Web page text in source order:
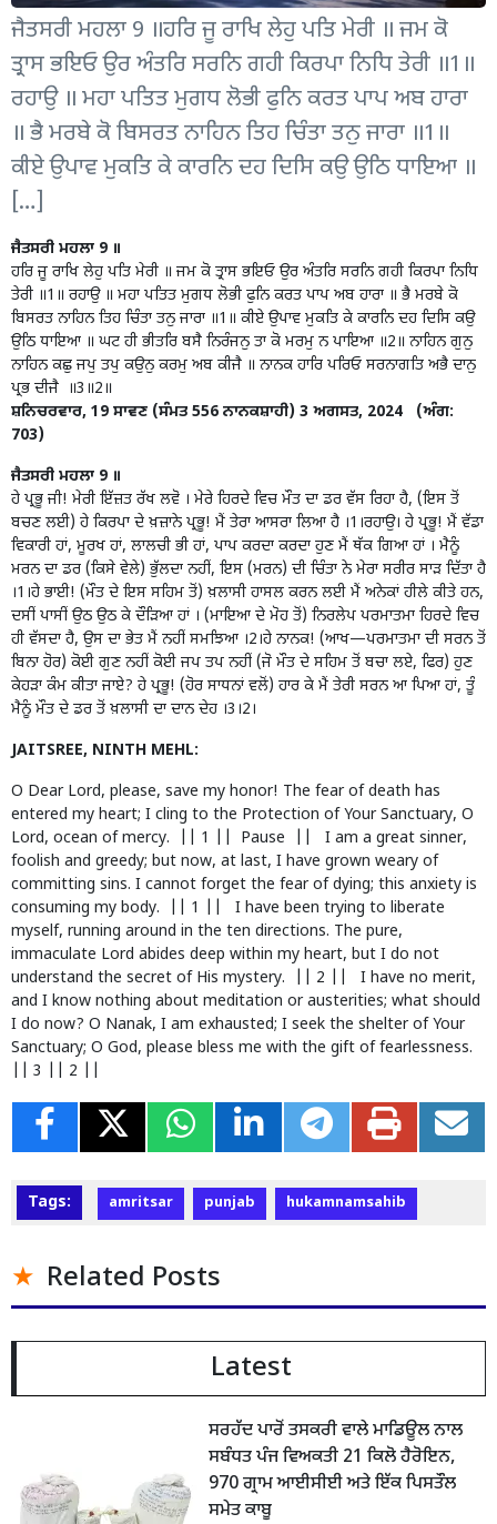
ਜੈਤਸਰੀ ਮਹਲਾ 9 ॥ਹਰਿ ਜੂ ਰਾਖਿ ਲੇਹੁ ਪਤਿ ਮੇਰੀ ॥ ਜਮ ਕੋ
ਤ੍ਰਾਸ ਭਇਓ ਉਰ ਅੰਤਰਿ ਸਰਨਿ ਗਹੀ ਕਿਰਪਾ ਨਿਧਿ ਤੇਰੀ ॥1॥
ਰਹਾਉ ॥ ਮਹਾ ਪਤਿਤ ਮੁਗਧ ਲੋਭੀ ਫੁਨਿ ਕਰਤ ਪਾਪ ਅਬ ਹਾਰਾ
॥ ਭੈ ਮਰਬੇ ਕੋ ਬਿਸਰਤ ਨਾਹਿਨ ਤਿਹ ਚਿੰਤਾ ਤਨੁ ਜਾਰਾ ॥1॥
ਕੀਏ ਉਪਾਵ ਮੁਕਤਿ ਕੇ ਕਾਰਨਿ ਦਹ ਦਿਸਿ ਕਉ ਉਠਿ ਧਾਇਆ ॥
[…]
ਜੈਤਸਰੀ ਮਹਲਾ 9 ॥
ਹਰਿ ਜੂ ਰਾਖਿ ਲੇਹੁ ਪਤਿ ਮੇਰੀ ॥ ਜਮ ਕੋ ਤ੍ਰਾਸ ਭਇਓ ਉਰ ਅੰਤਰਿ ਸਰਨਿ ਗਹੀ ਕਿਰਪਾ ਨਿਧਿ
ਤੇਰੀ ॥1॥ ਰਹਾਉ ॥ ਮਹਾ ਪਤਿਤ ਮੁਗਧ ਲੋਭੀ ਫੁਨਿ ਕਰਤ ਪਾਪ ਅਬ ਹਾਰਾ ॥ ਭੈ ਮਰਬੇ ਕੋ
ਬਿਸਰਤ ਨਾਹਿਨ ਤਿਹ ਚਿੰਤਾ ਤਨੁ ਜਾਰਾ ॥1॥ ਕੀਏ ਉਪਾਵ ਮੁਕਤਿ ਕੇ ਕਾਰਨਿ ਦਹ ਦਿਸਿ ਕਉ
ਉਠਿ ਧਾਇਆ ॥ ਘਟ ਹੀ ਭੀਤਰਿ ਬਸੈ ਨਿਰੰਜਨੁ ਤਾ ਕੋ ਮਰਮੁ ਨ ਪਾਇਆ ॥2॥ ਨਾਹਿਨ ਗੁਨੁ
ਨਾਹਿਨ ਕਛੁ ਜਪੁ ਤਪੁ ਕਉਨੁ ਕਰਮੁ ਅਬ ਕੀਜੈ ॥ ਨਾਨਕ ਹਾਰਿ ਪਰਿਓ ਸਰਨਾਗਤਿ ਅਭੈ ਦਾਨੁ
ਪ੍ਰਭ ਦੀਜੈ ॥3॥2॥
ਸ਼ਨਿਚਰਵਾਰ, 19 ਸਾਵਣ (ਸੰਮਤ 556 ਨਾਨਕਸ਼ਾਹੀ) 3 ਅਗਸਤ, 2024 (ਅੰਗ:
703)
ਜੈਤਸਰੀ ਮਹਲਾ 9 ॥
ਹੇ ਪ੍ਰਭੂ ਜੀ! ਮੇਰੀ ਇੱਜ਼ਤ ਰੱਖ ਲਵੋ । ਮੇਰੇ ਹਿਰਦੇ ਵਿਚ ਮੌਤ ਦਾ ਡਰ ਵੱਸ ਰਿਹਾ ਹੈ, (ਇਸ ਤੋਂ
ਬਚਣ ਲਈ) ਹੇ ਕਿਰਪਾ ਦੇ ਖ਼ਜ਼ਾਨੇ ਪ੍ਰਭੂ! ਮੈਂ ਤੇਰਾ ਆਸਰਾ ਲਿਆ ਹੈ ।1।ਰਹਾਉ। ਹੇ ਪ੍ਰਭੂ! ਮੈਂ ਵੱਡਾ
ਵਿਕਾਰੀ ਹਾਂ, ਮੂਰਖ ਹਾਂ, ਲਾਲਚੀ ਭੀ ਹਾਂ, ਪਾਪ ਕਰਦਾ ਕਰਦਾ ਹੁਣ ਮੈਂ ਥੱਕ ਗਿਆ ਹਾਂ । ਮੈਨੂੰ
ਮਰਨ ਦਾ ਡਰ (ਕਿਸੇ ਵੇਲੇ) ਭੁੱਲਦਾ ਨਹੀਂ, ਇਸ (ਮਰਨ) ਦੀ ਚਿੰਤਾ ਨੇ ਮੇਰਾ ਸਰੀਰ ਸਾੜ ਦਿੱਤਾ ਹੈ
।1।ਹੇ ਭਾਈ! (ਮੌਤ ਦੇ ਇਸ ਸਹਿਮ ਤੋਂ) ਖ਼ਲਾਸੀ ਹਾਸਲ ਕਰਨ ਲਈ ਮੈਂ ਅਨੇਕਾਂ ਹੀਲੇ ਕੀਤੇ ਹਨ,
ਦਸੀਂ ਪਾਸੀਂ ਉਠ ਉਠ ਕੇ ਦੌੜਿਆ ਹਾਂ । (ਮਾਇਆ ਦੇ ਮੋਹ ਤੋਂ) ਨਿਰਲੇਪ ਪਰਮਾਤਮਾ ਹਿਰਦੇ ਵਿਚ
ਹੀ ਵੱਸਦਾ ਹੈ, ਉਸ ਦਾ ਭੇਤ ਮੈਂ ਨਹੀਂ ਸਮਝਿਆ ।2।ਹੇ ਨਾਨਕ! (ਆਖ—ਪਰਮਾਤਮਾ ਦੀ ਸਰਨ ਤੋਂ
ਬਿਨਾ ਹੋਰ) ਕੋਈ ਗੁਣ ਨਹੀਂ ਕੋਈ ਜਪ ਤਪ ਨਹੀਂ (ਜੋ ਮੌਤ ਦੇ ਸਹਿਮ ਤੋਂ ਬਚਾ ਲਏ, ਫਿਰ) ਹੁਣ
ਕੇਹੜਾ ਕੰਮ ਕੀਤਾ ਜਾਏ? ਹੇ ਪ੍ਰਭੂ! (ਹੋਰ ਸਾਧਨਾਂ ਵਲੋਂ) ਹਾਰ ਕੇ ਮੈਂ ਤੇਰੀ ਸਰਨ ਆ ਪਿਆ ਹਾਂ, ਤੂੰ
ਮੈਨੂੰ ਮੌਤ ਦੇ ਡਰ ਤੋਂ ਖ਼ਲਾਸੀ ਦਾ ਦਾਨ ਦੇਹ ।3।2।
JAITSREE, NINTH MEHL:
O Dear Lord, please, save my honor! The fear of death has
entered my heart; I cling to the Protection of Your Sanctuary, O
Lord, ocean of mercy. || 1 || Pause || I am a great sinner,
foolish and greedy; but now, at last, I have grown weary of
committing sins. I cannot forget the fear of dying; this anxiety is
consuming my body. || 1 || I have been trying to liberate
myself, running around in the ten directions. The pure,
immaculate Lord abides deep within my heart, but I do not
understand the secret of His mystery. || 2 || I have no merit,
and I know nothing about meditation or austerities; what should
I do now? O Nanak, I am exhausted; I seek the shelter of Your
Sanctuary; O God, please bless me with the gift of fearlessness.
|| 3 || 2 ||
Tags: amritsar punjab hukamnamsahib
Related Posts
Latest
ਸਰਹੱਦ ਪਾਰੋਂ ਤਸਕਰੀ ਵਾਲੇ ਮਾਡਿਊਲ ਨਾਲ
ਸਬੰਧਤ ਪੰਜ ਵਿਅਕਤੀ 21 ਕਿਲੋ ਹੈਰੋਇਨ,
970 ਗ੍ਰਾਮ ਆਈਸੀਈ ਅਤੇ ਇੱਕ ਪਿਸਤੌਲ
ਸਮੇਤ ਕਾਬੂ